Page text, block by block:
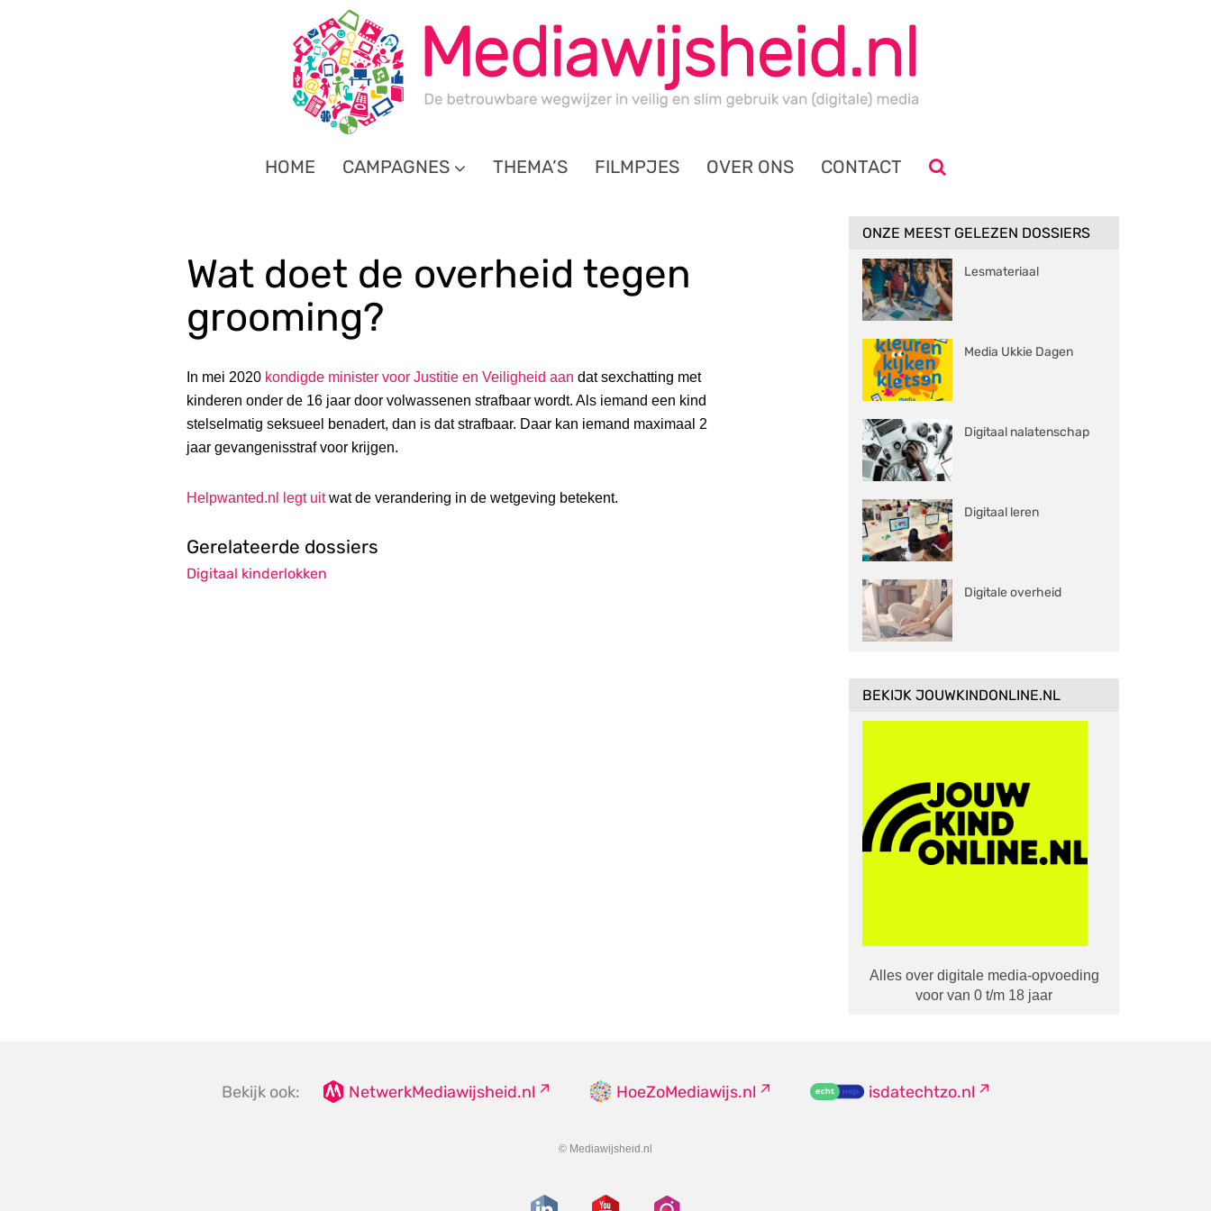
HOME CAMPAGNES THEMA’S FILMPJES OVER ONS CONTACT
Wat doet de overheid tegen
grooming?
In mei 2020 kondigde minister voor Justitie en Veiligheid aan dat sexchatting met
kinderen onder de 16 jaar door volwassenen strafbaar wordt. Als iemand een kind
stelselmatig seksueel benadert, dan is dat strafbaar. Daar kan iemand maximaal 2
jaar gevangenisstraf voor krijgen.
Helpwanted.nl legt uitwat de verandering in de wetgeving betekent.
Gerelateerde dossiers
Digitaal kinderlokken
ONZE MEEST GELEZEN DOSSIERS
Lesmateriaal
Media Ukkie Dagen
Digitaal nalatenschap
Digitaal leren
Digitale overheid
BEKIJK JOUWKINDONLINE.NL
Alles over digitale media-opvoeding
voor van 0 t/m 18 jaar
Bekijk ook: NetwerkMediawijsheid.nl HoeZoMediawijs.nl isdatechtzo.nl
© Mediawijsheid.nl